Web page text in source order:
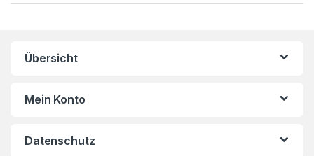
Übersicht
Mein Konto
Datenschutz